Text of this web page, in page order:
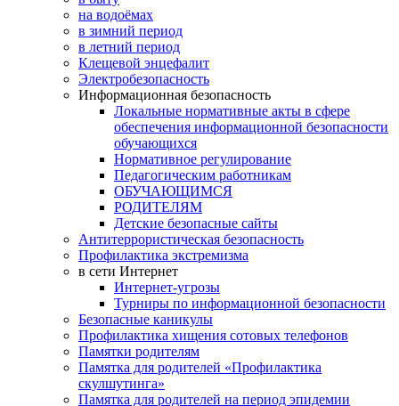
на водоёмах
в зимний период
в летний период
Клещевой энцефалит
Электробезопасность
Информационная безопасность
Локальные нормативные акты в сфере
обеспечения информационной безопасности
обучающихся
Нормативное регулирование
Педагогическим работникам
ОБУЧАЮЩИМСЯ
РОДИТЕЛЯМ
Детские безопасные сайты
Антитеррористическая безопасность
Профилактика экстремизма
в сети Интернет
Интернет-угрозы
Турниры по информационной безопасности
Безопасные каникулы
Профилактика хищения сотовых телефонов
Памятки родителям
Памятка для родителей «Профилактика
скулшутинга»
Памятка для родителей на период эпидемии